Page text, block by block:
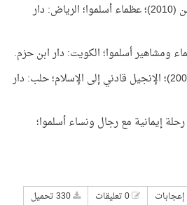
برير، الصادق أحمد عبد الرحمن (2010)؛ عظماء أسلموا؛ الرياض: دار
معدِّي، الحسيني الحسيني (2009)؛ الإنجيل قادني إلى الإسلام؛ حلب: دار
عبد الرحمن (2005)؛ رحلة إيمانية مع رجال ونساء أسلموا؛